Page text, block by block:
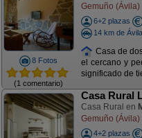
8 Fotos
(1 comentario)
Gemuño (Ávila)
6+2 plazas
14 km de Ávila
Casa de
el cercano y
significado de
Casa Rural
Casa Rural en
Gemuño (Ávila)
4+2 plazas